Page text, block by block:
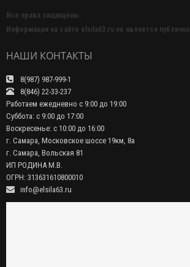
Все права защищены.
Информация на сайте elsila63.ru не является
НАШИ КОНТАКТЫ
8(987) 987-999-1
8(846) 22-33-237
Работаем ежедневно с 9:00 до 19:00
Суббота: с 9:00 до 17:00
Воскресенье: с 10:00 до 16:00
г. Самара, Московское шоссе 19км, 8а
г. Самара, Вольская 81
ИП РОДИНА М.В.
ОГРН: 313631610800010
info@elsila63.ru